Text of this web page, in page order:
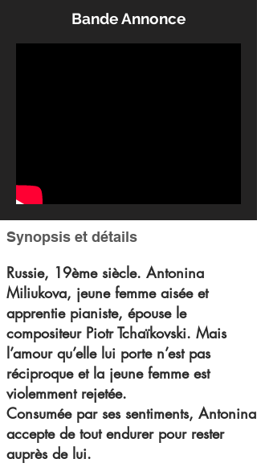
Bande Annonce
Synopsis et détails
Russie, 19ème siècle. Antonina
Miliukova, jeune femme aisée et
apprentie pianiste, épouse le
compositeur Piotr Tchaïkovski. Mais
l’amour qu’elle lui porte n’est pas
réciproque et la jeune femme est
violemment rejetée.
Consumée par ses sentiments, Antonina
accepte de tout endurer pour rester
auprès de lui.